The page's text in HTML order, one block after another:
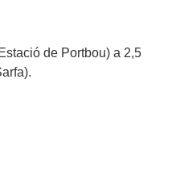
de Portbou) a 2,5